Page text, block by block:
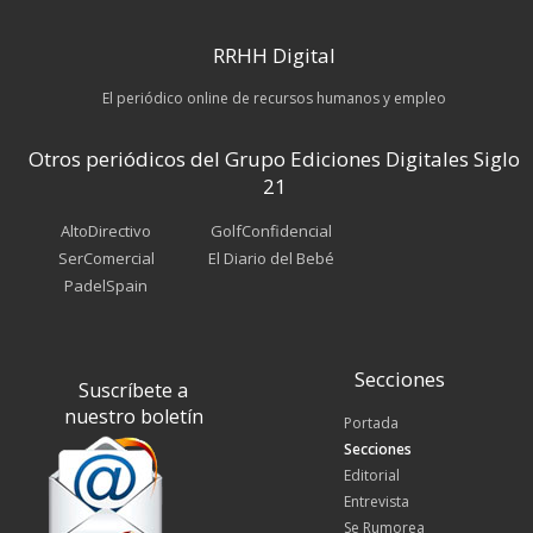
RRHH Digital
El periódico online de recursos humanos y empleo
Otros periódicos del Grupo Ediciones Digitales Siglo
21
AltoDirectivo
SerComercial
PadelSpain
GolfConfidencial
El Diario del Bebé
Suscríbete a
nuestro boletín
Secciones
Portada
Secciones
Editorial
Entrevista
Se Rumorea